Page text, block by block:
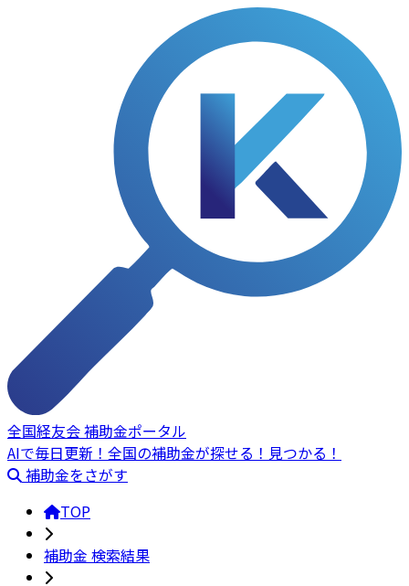
全国経友会 補助金ポータル
AIで毎日更新！全国の補助金が探せる！見つかる！
補助金をさがす
TOP
補助金 検索結果